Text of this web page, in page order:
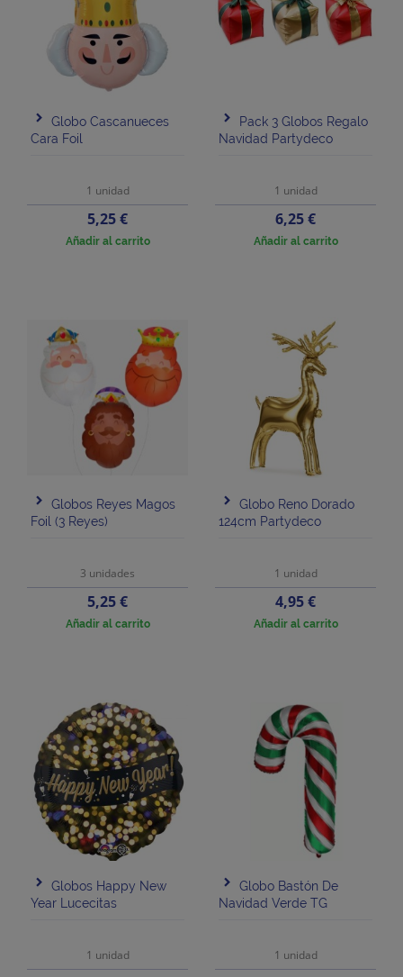
Globo Cascanueces
Cara Foil
1 unidad
Precio
5,25 €
Añadir al carrito
Pack 3 Globos Regalo
Navidad Partydeco
1 unidad
Precio
6,25 €
Añadir al carrito
Globos Reyes Magos
Foil (3 Reyes)
3 unidades
Precio
5,25 €
Añadir al carrito
Globo Reno Dorado
124cm Partydeco
1 unidad
Precio
4,95 €
Añadir al carrito
Globos Happy New
Year Lucecitas
1 unidad
Globo Bastón De
Navidad Verde TG
1 unidad